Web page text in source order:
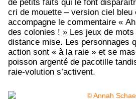
de petits faits qui le font
cri de mouette – version ciel bleu
accompagne le commentaire «
des colonies ! » Les jeux de
distance mise. Les personnages
action sont « à la raie » et se
poisson argenté de pacotille
raie-volution s’activent.